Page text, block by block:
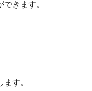
きます。
す。